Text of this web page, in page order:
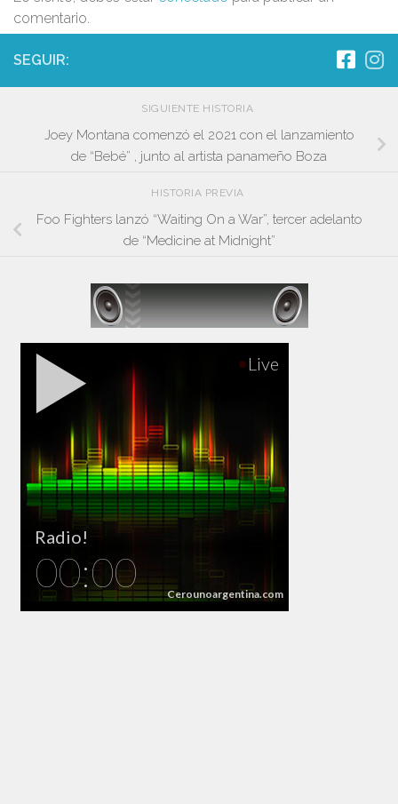
comentario.
SEGUIR:
SIGUIENTE HISTORIA
Joey Montana comenzó el 2021 con el lanzamiento
de “Bebé” , junto al artista panameño Boza
HISTORIA PREVIA
Foo Fighters lanzó “Waiting On a War”, tercer adelanto
de “Medicine at Midnight”